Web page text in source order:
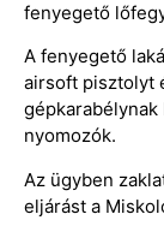
fenyegető
A fenyegető
airsoft pisztolyt
nyomozók.
Az ügyben
eljárást a